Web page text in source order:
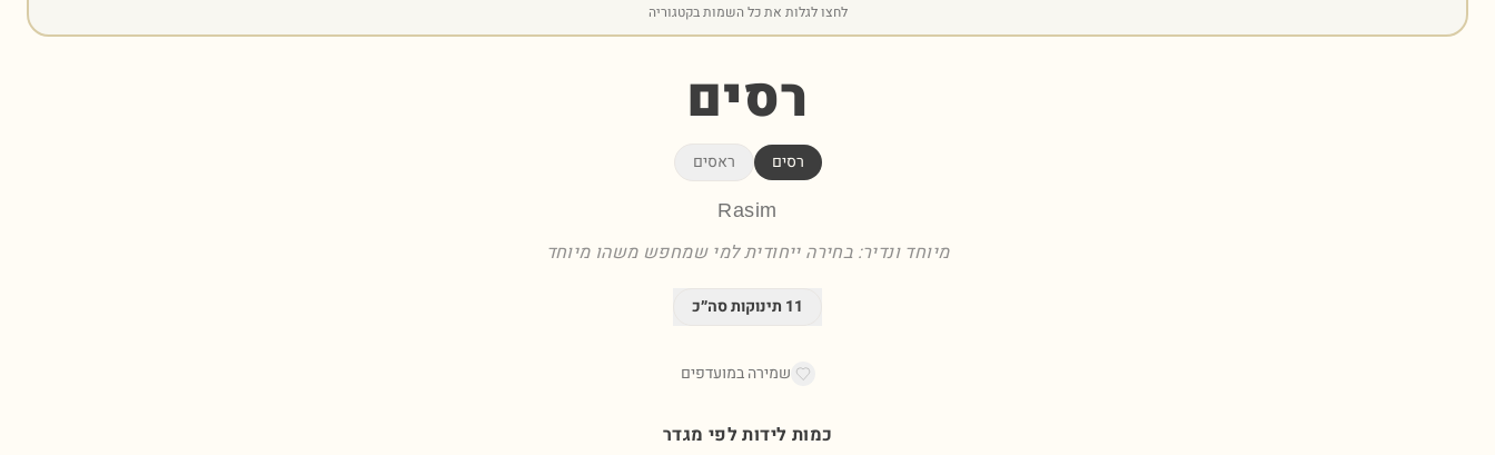
לחצו לגלות את כל השמות בקטגוריה
רסים
רסים ראסים
Rasim
מיוחד ונדיר: בחירה ייחודית למי שמחפש משהו מיוחד
11 תינוקות סה״כ
שמירה במועדפים
כמות לידות לפי מגדר